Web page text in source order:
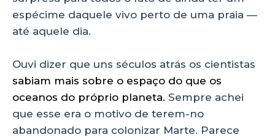
espécime daquele vivo perto de uma praia —
até aquele dia.
Ouvi dizer que uns séculos atrás os cientistas
sabiam mais sobre o espaço do que os
oceanos do próprio planeta. Sempre achei
que esse era o motivo de terem-no
abandonado para colonizar Marte. Parece